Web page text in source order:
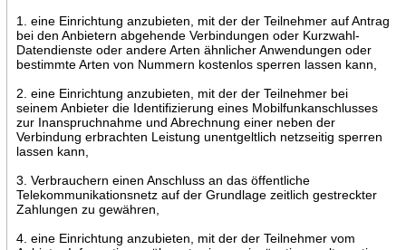
1. eine Einrichtung anzubieten, mit der der Teilnehmer auf Antrag
bei den Anbietern abgehende Verbindungen oder Kurzwahl-
Datendienste oder andere Arten ähnlicher Anwendungen oder
bestimmte Arten von Nummern kostenlos sperren lassen kann,
2. eine Einrichtung anzubieten, mit der der Teilnehmer bei
seinem Anbieter die Identifizierung eines Mobilfunkanschlusses
zur Inanspruchnahme und Abrechnung einer neben der
Verbindung erbrachten Leistung unentgeltlich netzseitig sperren
lassen kann,
3. Verbrauchern einen Anschluss an das öffentliche
Telekommunikationsnetz auf der Grundlage zeitlich gestreckter
Zahlungen zu gewähren,
4. eine Einrichtung anzubieten, mit der der Teilnehmer vom